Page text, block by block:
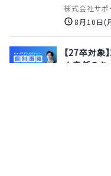
株式会社サポ
8月10日(
【27卒対象
★専任のキ